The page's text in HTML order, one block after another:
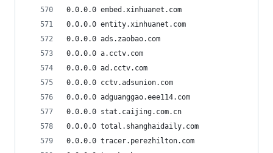
0.0.0.0 embed.xinhuanet.com
0.0.0.0 entity.xinhuanet.com
0.0.0.0 ads.zaobao.com
0.0.0.0 a.cctv.com
0.0.0.0 ad.cctv.com
0.0.0.0 cctv.adsunion.com
0.0.0.0 adguanggao.eee114.com
0.0.0.0 stat.caijing.com.cn
0.0.0.0 total.shanghaidaily.com
0.0.0.0 tracer.perezhilton.com